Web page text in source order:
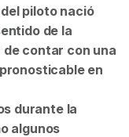
piloto nació
de la
contar con una
en
durante la
algunos